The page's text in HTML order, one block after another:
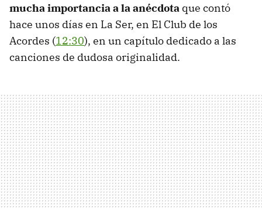
mucha importancia a la anécdota que contó
hace unos días en La Ser, en El Club de los
Acordes (12:30), en un capítulo dedicado a las
canciones de dudosa originalidad.